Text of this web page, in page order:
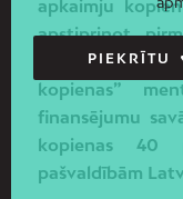
apkaimju
apstiprinot
kopumā 225
kopienas”
finansējumu
kopienas 40
pašvaldībām
PIEKRĪTU